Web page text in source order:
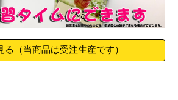
る（当商品は受注生産です）